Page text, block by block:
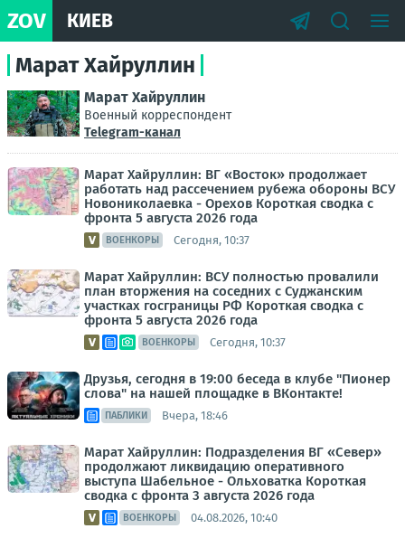
ZOV КИЕВ
Марат Хайруллин
Марат Хайруллин
Военный корреспондент
Telegram-канал
Марат Хайруллин: ВГ «Восток» продолжает
работать над рассечением рубежа обороны ВСУ
Новониколаевка - Орехов Короткая сводка с
фронта 5 августа 2026 года
ВОЕНКОРЫ Сегодня, 10:37
Марат Хайруллин: ВСУ полностью провалили
план вторжения на соседних с Суджанским
участках госграницы РФ Короткая сводка с
фронта 5 августа 2026 года
ВОЕНКОРЫ Сегодня, 10:37
Друзья, сегодня в 19:00 беседа в клубе "Пионер
слова" на нашей площадке в ВКонтакте!
ПАБЛИКИ Вчера, 18:46
Марат Хайруллин: Подразделения ВГ «Север»
продолжают ликвидацию оперативного
выступа Шабельное - Ольховатка Короткая
сводка с фронта 3 августа 2026 года
ВОЕНКОРЫ 04.08.2026, 10:40